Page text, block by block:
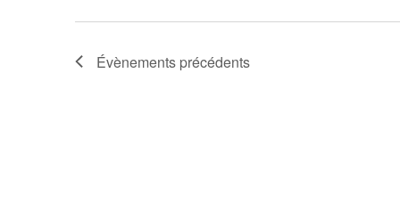
Évènements précédents